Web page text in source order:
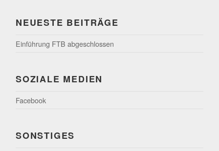
NEUESTE BEITRÄGE
Einführung FTB abgeschlossen
SOZIALE MEDIEN
Facebook
SONSTIGES